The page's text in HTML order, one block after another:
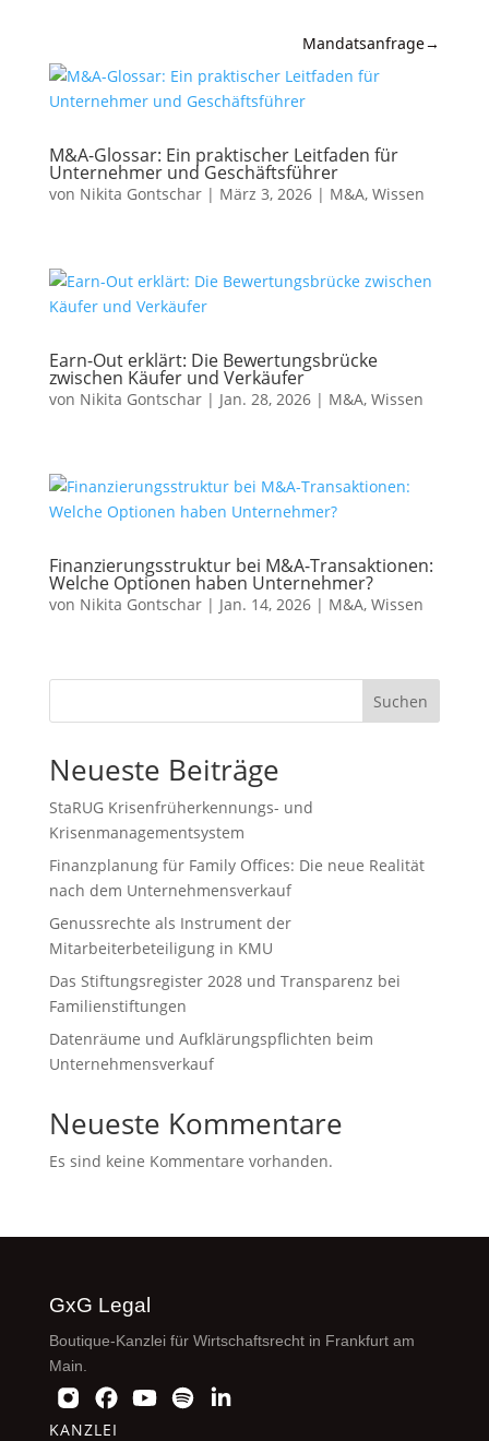
Expertise
Insights
Kontakt
Mandatsanfrage→
M&A-Glossar: Ein praktischer Leitfaden für
Unternehmer und Geschäftsführer
von Nikita Gontschar| März 3, 2026| M&A, Wissen
Earn-Out erklärt: Die Bewertungsbrücke
zwischen Käufer und Verkäufer
von Nikita Gontschar| Jan. 28, 2026| M&A, Wissen
Finanzierungsstruktur bei M&A-Transaktionen:
Welche Optionen haben Unternehmer?
von Nikita Gontschar| Jan. 14, 2026| M&A, Wissen
Suchen
Neueste Beiträge
StaRUG Krisenfrüherkennungs- und
Krisenmanagementsystem
Finanzplanung für Family Offices: Die neue Realität
nach dem Unternehmensverkauf
Genussrechte als Instrument der
Mitarbeiterbeteiligung in KMU
Das Stiftungsregister 2028 und Transparenz bei
Familienstiftungen
Datenräume und Aufklärungspflichten beim
Unternehmensverkauf
Neueste Kommentare
Es sind keine Kommentare vorhanden.
GxG Legal
Boutique-Kanzlei für Wirtschaftsrecht in Frankfurt am
Main.
KANZLEI